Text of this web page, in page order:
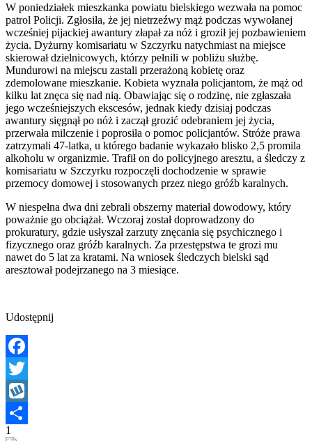
W poniedziałek mieszkanka powiatu bielskiego wezwała na pomoc
patrol Policji. Zgłosiła, że jej nietrzeźwy mąż podczas wywołanej
wcześniej pijackiej awantury złapał za nóż i groził jej pozbawieniem
życia. Dyżurny komisariatu w Szczyrku natychmiast na miejsce
skierował dzielnicowych, którzy pełnili w pobliżu służbę.
Mundurowi na miejscu zastali przerażoną kobietę oraz
zdemolowane mieszkanie. Kobieta wyznała policjantom, że mąż od
kilku lat znęca się nad nią. Obawiając się o rodzinę, nie zgłaszała
jego wcześniejszych ekscesów, jednak kiedy dzisiaj podczas
awantury sięgnął po nóż i zaczął grozić odebraniem jej życia,
przerwała milczenie i poprosiła o pomoc policjantów. Stróże prawa
zatrzymali 47-latka, u którego badanie wykazało blisko 2,5 promila
alkoholu w organizmie. Trafił on do policyjnego aresztu, a śledczy z
komisariatu w Szczyrku rozpoczęli dochodzenie w sprawie
przemocy domowej i stosowanych przez niego gróźb karalnych.
W niespełna dwa dni zebrali obszerny materiał dowodowy, który
poważnie go obciążał. Wczoraj został doprowadzony do
prokuratury, gdzie usłyszał zarzuty znęcania się psychicznego i
fizycznego oraz gróźb karalnych. Za przestępstwa te grozi mu
nawet do 5 lat za kratami. Na wniosek śledczych bielski sąd
aresztował podejrzanego na 3 miesiące.
Udostępnij
Facebook
Twitter
Wykop
Share
1